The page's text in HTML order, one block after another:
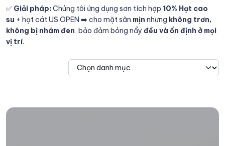
✅ Giải pháp: Chúng tôi ứng dụng sơn tích hợp 10% Hạt cao
su + hạt cát US OPEN ➡️ cho mặt sân mịn nhưng không trơn,
không bị nhám đen, bảo đảm bóng nẩy đều và ổn định ở mọi
vị trí.